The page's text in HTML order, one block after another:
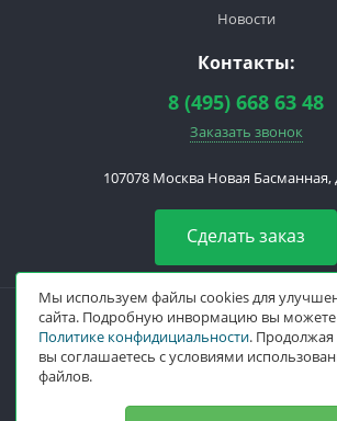
Новости
Контакты:
8 (495) 668 63 48
Заказать звонок
107078 Москва Новая Басманная,
Сделать заказ
Мы используем файлы cookies для
сайта. Подробную инвормацию вы можете
Политике конфидициальности. Продолжая
вы соглашаетесь с условиями
файлов.